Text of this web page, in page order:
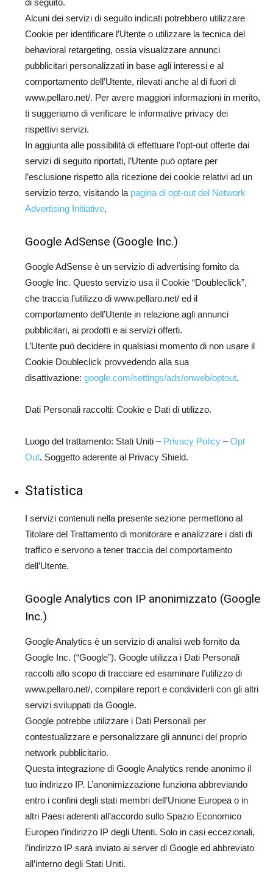
di seguito.
Alcuni dei servizi di seguito indicati potrebbero utilizzare
Cookie per identificare l’Utente o utilizzare la tecnica del
behavioral retargeting, ossia visualizzare annunci
pubblicitari personalizzati in base agli interessi e al
comportamento dell’Utente, rilevati anche al di fuori di
www.pellaro.net/. Per avere maggiori informazioni in merito,
ti suggeriamo di verificare le informative privacy dei
rispettivi servizi.
In aggiunta alle possibilità di effettuare l’opt-out offerte dai
servizi di seguito riportati, l’Utente può optare per
l’esclusione rispetto alla ricezione dei cookie relativi ad un
servizio terzo, visitando la pagina di opt-out del Network
Advertising Initiative.
Google AdSense (Google Inc.)
Google AdSense è un servizio di advertising fornito da
Google Inc. Questo servizio usa il Cookie “Doubleclick”,
che traccia l’utilizzo di www.pellaro.net/ ed il
comportamento dell’Utente in relazione agli annunci
pubblicitari, ai prodotti e ai servizi offerti.
L’Utente può decidere in qualsiasi momento di non usare il
Cookie Doubleclick provvedendo alla sua
disattivazione: google.com/settings/ads/onweb/optout.
Dati Personali raccolti: Cookie e Dati di utilizzo.
Luogo del trattamento: Stati Uniti – Privacy Policy –Opt
Out. Soggetto aderente al Privacy Shield.
Statistica
I servizi contenuti nella presente sezione permettono al
Titolare del Trattamento di monitorare e analizzare i dati di
traffico e servono a tener traccia del comportamento
dell’Utente.
Google Analytics con IP anonimizzato (Google
Inc.)
Google Analytics è un servizio di analisi web fornito da
Google Inc. (“Google”). Google utilizza i Dati Personali
raccolti allo scopo di tracciare ed esaminare l’utilizzo di
www.pellaro.net/, compilare report e condividerli con gli altri
servizi sviluppati da Google.
Google potrebbe utilizzare i Dati Personali per
contestualizzare e personalizzare gli annunci del proprio
network pubblicitario.
Questa integrazione di Google Analytics rende anonimo il
tuo indirizzo IP. L’anonimizzazione funziona abbreviando
entro i confini degli stati membri dell’Unione Europea o in
altri Paesi aderenti all’accordo sullo Spazio Economico
Europeo l’indirizzo IP degli Utenti. Solo in casi eccezionali,
l’indirizzo IP sarà inviato ai server di Google ed abbreviato
all’interno degli Stati Uniti.